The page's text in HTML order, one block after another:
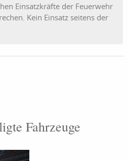
Einsatzkräfte der Feuerwehr
Kein Einsatz seitens der
Fahrzeuge